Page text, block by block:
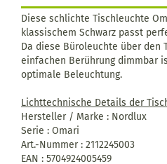
Diese schlichte Tischleuchte
klassischem Schwarz passt
Da diese Büroleuchte über den
einfachen Berührung dimmbar
optimale Beleuchtung.
Lichttechnische Details der
Hersteller / Marke : Nordlux
Serie : Omari
Art.-Nummer : 2112245003
EAN : 5704924005459